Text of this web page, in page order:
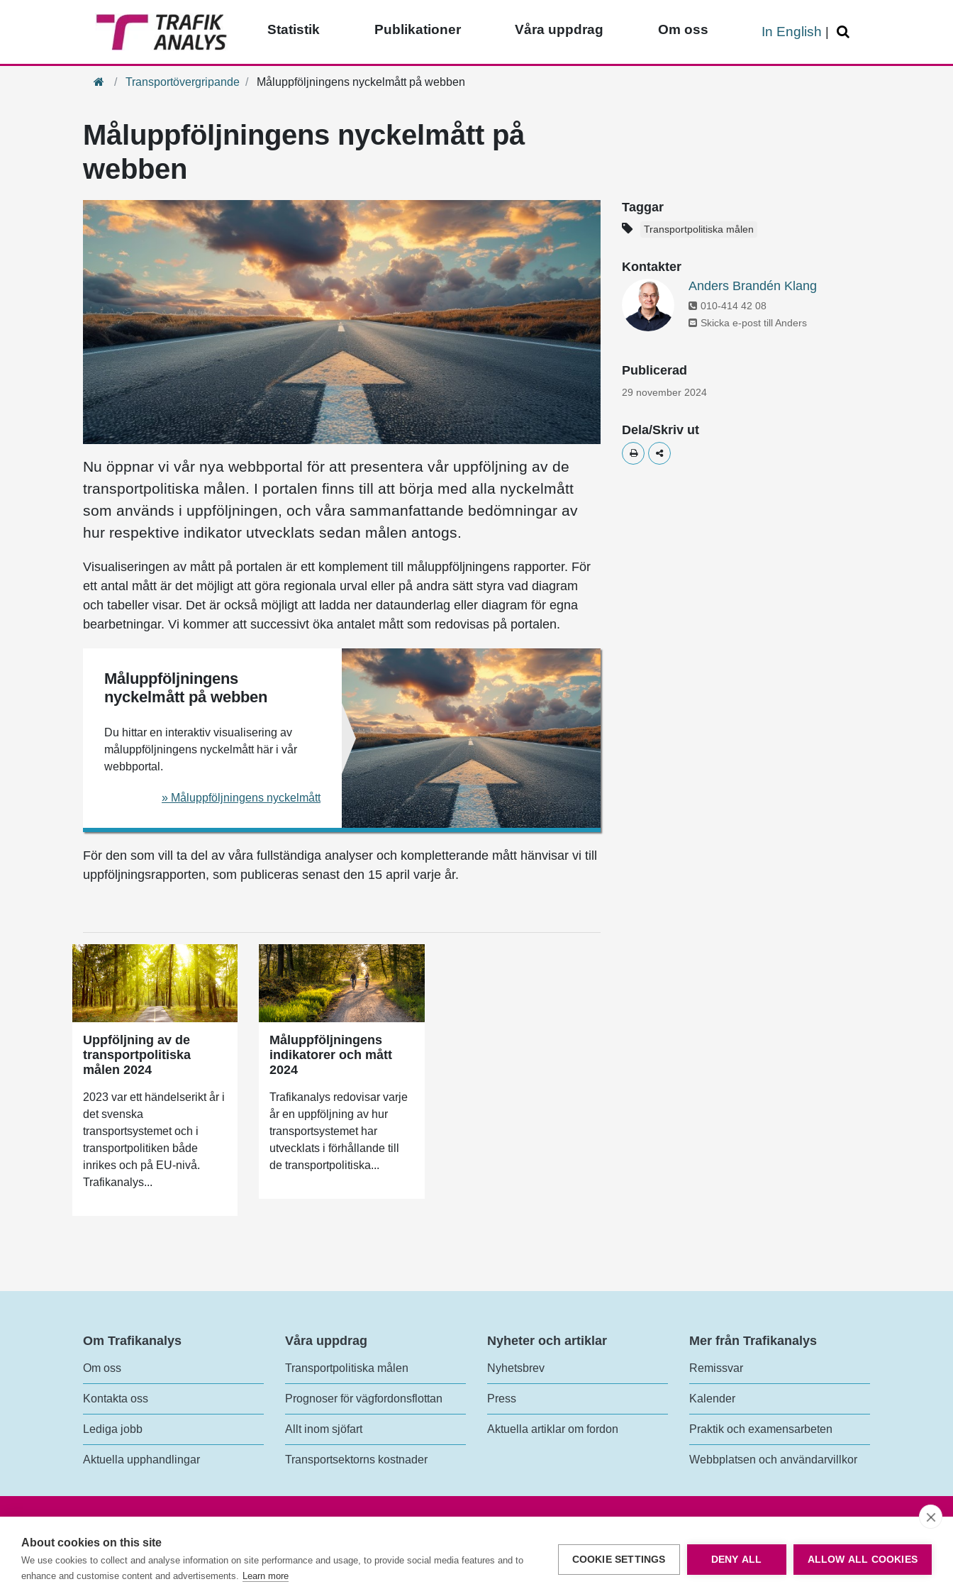
About cookies on this site
We use cookies to collect and analyse information on site performance and usage, to provide social media features and to
enhance and customise content and advertisements. Learn more
COOKIE SETTINGS DENY ALL ALLOW ALL COOKIES
Statistik Publikationer Våra uppdrag Om oss In English
HemTransportövergripande Måluppföljningens nyckelmått på webben
Måluppföljningens nyckelmått på
webben
Nu öppnar vi vår nya webbportal för att presentera vår uppföljning av de
transportpolitiska målen. I portalen finns till att börja med alla nyckelmått
som används i uppföljningen, och våra sammanfattande bedömningar av
hur respektive indikator utvecklats sedan målen antogs.
Visualiseringen av mått på portalen är ett komplement till måluppföljningens rapporter. För
ett antal mått är det möjligt att göra regionala urval eller på andra sätt styra vad diagram
och tabeller visar. Det är också möjligt att ladda ner dataunderlag eller diagram för egna
bearbetningar. Vi kommer att successivt öka antalet mått som redovisas på portalen.
Måluppföljningens
nyckelmått på webben
Du hittar en interaktiv visualisering av
måluppföljningens nyckelmått här i vår
webbportal.
» Måluppföljningens nyckelmått
För den som vill ta del av våra fullständiga analyser och kompletterande mått hänvisar vi till
uppföljningsrapporten, som publiceras senast den 15 april varje år.
Uppföljning av de
transportpolitiska
målen 2024
2023 var ett händelserikt år i
det svenska
transportsystemet och i
transportpolitiken både
inrikes och på EU-nivå.
Trafikanalys...
Måluppföljningens
indikatorer och mått
2024
Trafikanalys redovisar varje
år en uppföljning av hur
transportsystemet har
utvecklats i förhållande till
de transportpolitiska...
Taggar
Transportpolitiska målen
Kontakter
Anders Brandén Klang
010-414 42 08
Skicka e-post till Anders
Publicerad
29 november 2024
Dela/Skriv ut
Skriv utDela
Om Trafikanalys
Om oss
Kontakta oss
Lediga jobb
Aktuella upphandlingar
Våra uppdrag
Transportpolitiska målen
Prognoser för vägfordonsflottan
Allt inom sjöfart
Transportsektorns kostnader
Nyheter och artiklar
Nyhetsbrev
Press
Aktuella artiklar om fordon
Mer från Trafikanalys
Remissvar
Kalender
Praktik och examensarbeten
Webbplatsen och användarvillkor
118 63 Stockholm
trafikanalys@trafa.se
Tillgänglighetsredogörelse